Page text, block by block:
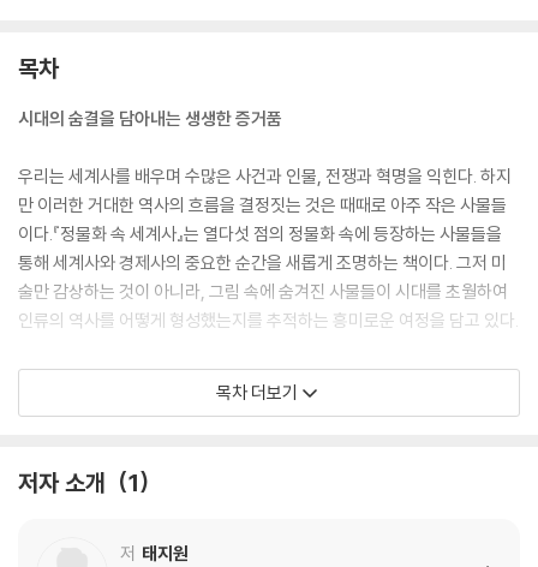
목차
시대의 숨결을 담아내는 생생한 증거품
우리는 세계사를 배우며 수많은 사건과 인물, 전쟁과 혁명을 익힌다. 하지
만 이러한 거대한 역사의 흐름을 결정짓는 것은 때때로 아주 작은 사물들
이다.『정물화 속 세계사』는 열다섯 점의 정물화 속에 등장하는 사물들을
통해 세계사와 경제사의 중요한 순간을 새롭게 조명하는 책이다. 그저 미
술만 감상하는 것이 아니라, 그림 속에 숨겨진 사물들이 시대를 초월하여
인류의 역사를 어떻게 형성했는지를 추적하는 흥미로운 여정을 담고 있다.
이 책은 자본주의의 역사를 중심축으로 하여 이야기를 전개한다. 해골과
시계, 성서와 같은 사물은 부르주아 계급의 성장과 밀접하게 연관되어 있
했는지 말해주고, 설탕과 초콜릿, 커피는 유럽과 서양이 다른 대륙을 착취
처럼 대량생산과 소비문화의 상징이 된 사물들을 통해 현대 자본주의의 작
목차 더보기
저자 소개 1
저 태지원